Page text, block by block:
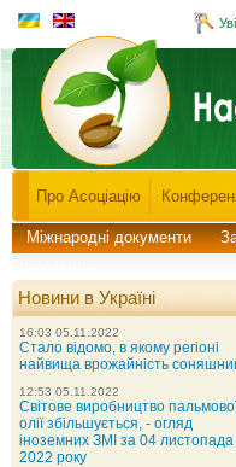
Про Асоціацію
Міжнародні документи
Новини в Україні
16:03 05.11.2022
Стало відомо, в якому регіоні
найвища врожайність
12:53 05.11.2022
Світове виробництво
олії збільшується, - огляд
іноземних ЗМІ за 04 листопада
2022 року